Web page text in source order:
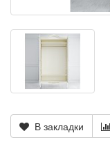
В закладки